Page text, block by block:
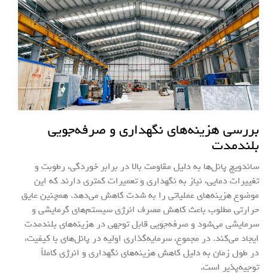
بررسی هزینه‌های نگهداری و صرفه‌جویی
بلندمدت
ساندویچ پانل‌ها به دلیل مقاومت بالا در برابر خوردگی، رطوبت و
تغییرات دمایی، نیاز به نگهداری و تعمیرات کمتری دارند که این
موضوع هزینه‌های عملیاتی را به شدت کاهش می‌دهد. همچنین عایق
حرارتی مطلوب باعث کاهش مصرف انرژی سیستم‌های گرمایشی و
سرمایشی می‌شود و صرفه‌جویی قابل توجهی در هزینه‌های بلندمدت
ایجاد می‌کند. در مجموع، سرمایه‌گذاری اولیه در پانل‌های با کیفیت،
در طول زمان به دلیل کاهش هزینه‌های نگهداری و انرژی کاملاً
توجیه‌پذیر است.